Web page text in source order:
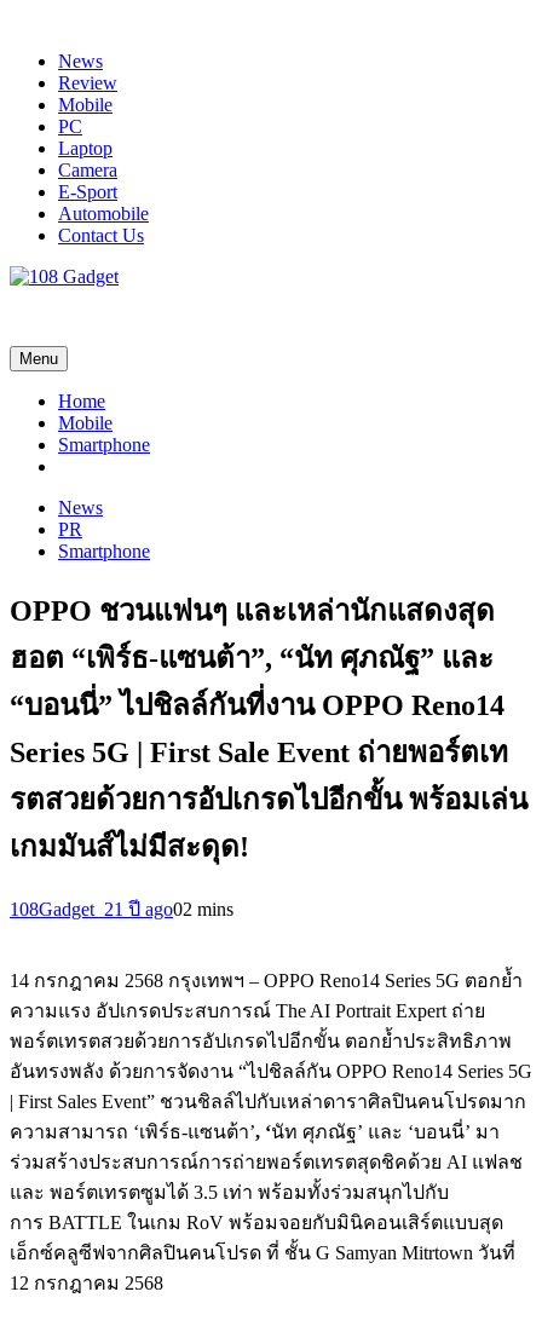
contentNews
Review
Mobile
PC
Laptop
Camera
E-Sport
Automobile
Contact Us
Menu
Home
Mobile
Smartphone
News
PR
Smartphone
OPPO ชวนแฟนๆ และเหล่านักแสดงสุด
ฮอต “เพิร์ธ-แซนต้า”, “นัท ศุภณัฐ” และ
“บอนนี่” ไปชิลล์กันที่งาน OPPO Reno14
Series 5G | First Sale Event ถ่ายพอร์ตเท
รตสวยด้วยการอัปเกรดไปอีกขั้น พร้อมเล่น
เกมมันส์ไม่มีสะดุด!
108Gadget_21 ปี ago02 mins
14 กรกฎาคม 2568 กรุงเทพฯ – OPPO Reno14 Series 5G ตอกย้ำ
ความแรง อัปเกรดประสบการณ์ The AI Portrait Expert ถ่าย
พอร์ตเทรตสวยด้วยการอัปเกรดไปอีกขั้น ตอกย้ำประสิทธิภาพ
อันทรงพลัง ด้วยการจัดงาน “ไปชิลล์กัน OPPO Reno14 Series 5G
| First Sales Event” ชวนชิลล์ไปกับเหล่าดาราศิลปินคนโปรดมาก
ความสามารถ ‘เพิร์ธ-แซนต้า’, ‘นัท ศุภณัฐ’ และ ‘บอนนี่’ มา
ร่วมสร้างประสบการณ์การถ่ายพอร์ตเทรตสุดชิคด้วย AI แฟลช
และ พอร์ตเทรตซูมได้ 3.5 เท่า พร้อมทั้งร่วมสนุกไปกับ
การ BATTLE ในเกม RoV พร้อมจอยกับมินิคอนเสิร์ตแบบสุด
เอ็กซ์คลูซีฟจากศิลปินคนโปรด ที่ ชั้น G Samyan Mitrtown วันที่
12 กรกฎาคม 2568